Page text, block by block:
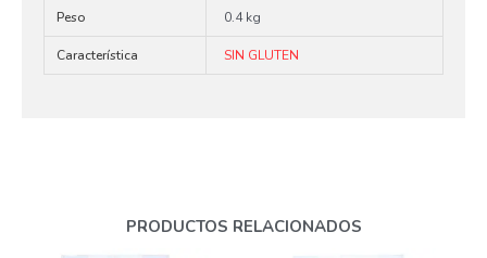
PRODUCTOS RELACIONADOS
Peso 0.4 kg
Característica SIN GLUTEN